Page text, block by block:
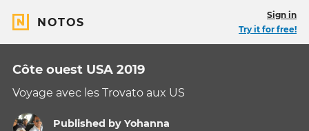
NOTOS
Sign in
Try it for free!
Côte ouest USA 2019
Voyage avec les Trovato aux US
Published byYohanna